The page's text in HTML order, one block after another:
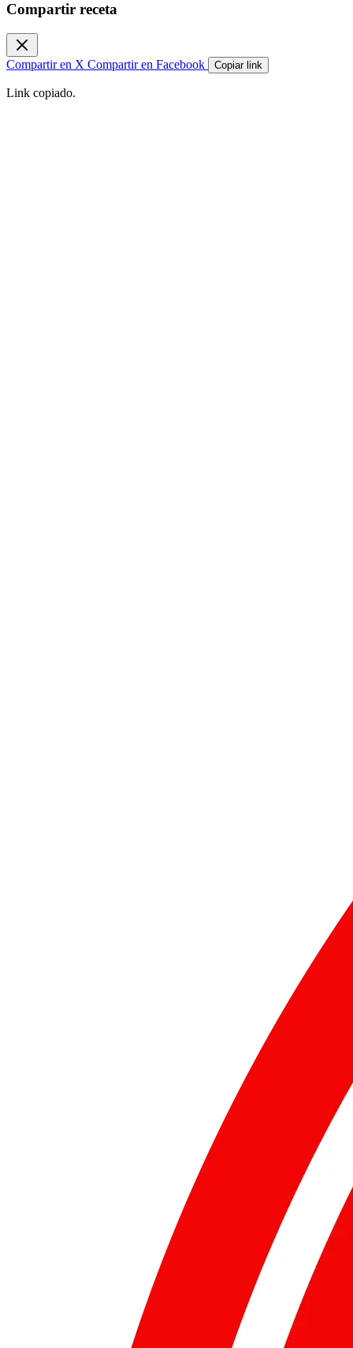
Compartir receta
Compartir en X Compartir en Facebook Copiar link
Link copiado.